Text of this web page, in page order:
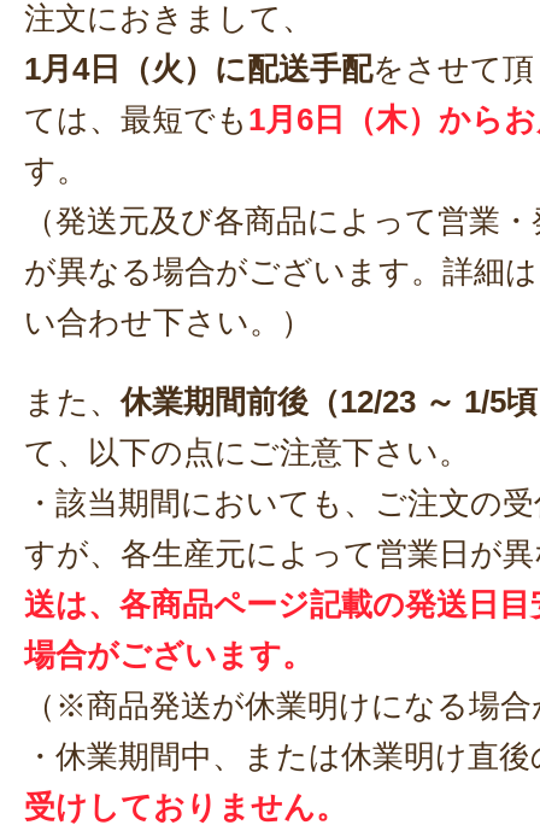
注文におきまして、
1月4日（火）に配送手配をさせて
ては、最短でも 1月6日（木）から
す。
（発送元及び各商品によって営業
が異なる場合がございます。詳細
い合わせ下さい。）
また、休業期間前後（12/23 ～ 1/5
て、以下の点にご注意下さい。
・該当期間においても、ご注文の
すが、各生産元によって営業日が
送は、各商品ページ記載の発送日
場合がございます。
（※商品発送が休業明けになる場
・休業期間中、または休業明け直後
受けしておりません。